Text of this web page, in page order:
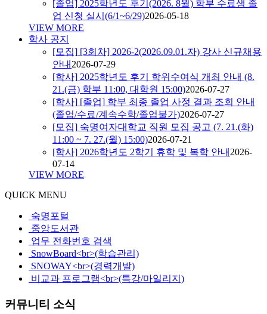
[졸업] 2025학년도 후기(2026. 8월) 학부 수료생 졸
업 신청 실시(6/1~6/29)2026-05-18
VIEW MORE
학사 공지
[모집] [3회차] 2026-2(2026.09.01.자) 강사 신규채용
안내 2026-07-29
[학사] 2025학년도 후기 학위수여식 개최 안내 (8.
21.(금) 학부 11:00, 대학원 15:00)2026-07-27
[학사] [졸업] 학부 최종 졸업 사정 결과 조회 안내
(졸업/수료/계속수학/졸업불가)2026-07-27
[모집] 숙명여자대학교 직원 모집 공고 (7. 21.(화)
11:00 ~ 7. 27.(월) 15:00)2026-07-21
[학사] 2026학년도 2학기 휴학 및 복학 안내 2026-
07-14
VIEW MORE
QUICK MENU
숙명포털
중앙도서관
업무 전화번호 검색
SnowBoard<br>(학습관리)
SNOWAY<br>(경력개발)
비교과 프로그램<br>(특강/마일리지)
커뮤니티 소식